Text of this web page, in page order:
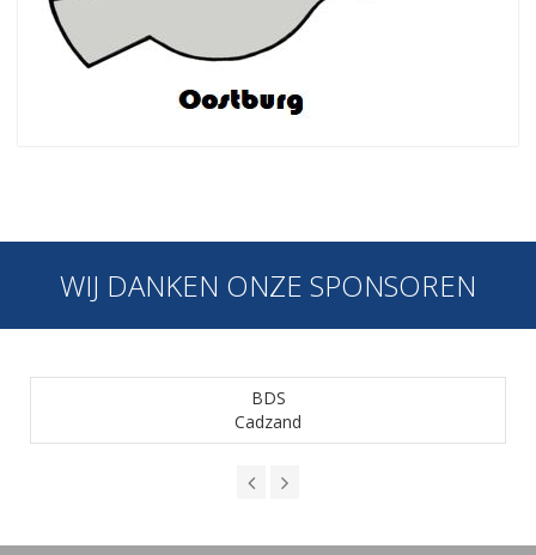
WIJ DANKEN ONZE SPONSOREN
BDS
Cadzand